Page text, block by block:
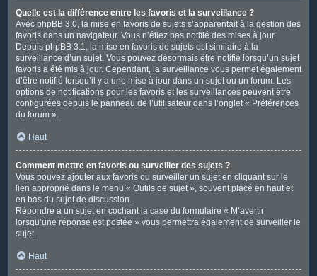
Quelle est la différence entre les favoris et la surveillance ?
Avec phpBB 3.0, la mise en favoris de sujets s’apparentait à la gestion des
favoris dans un navigateur. Vous n’étiez pas notifié des mises à jour.
Depuis phpBB 3.1, la mise en favoris de sujets est similaire à la
surveillance d’un sujet. Vous pouvez désormais être notifié lorsqu’un sujet
favoris a été mis à jour. Cependant, la surveillance vous permet également
d’être notifié lorsqu’il y a une mise à jour dans un sujet ou un forum. Les
options de notifications pour les favoris et les surveillances peuvent être
configurées depuis le panneau de l’utilisateur dans l’onglet « Préférences
du forum ».
Haut
Comment mettre en favoris ou surveiller des sujets ?
Vous pouvez ajouter aux favoris ou surveiller un sujet en cliquant sur le
lien approprié dans le menu « Outils de sujet », souvent placé en haut et
en bas du sujet de discussion.
Répondre à un sujet en cochant la case du formulaire « M’avertir
lorsqu’une réponse est postée » vous permettra également de surveiller le
sujet.
Haut